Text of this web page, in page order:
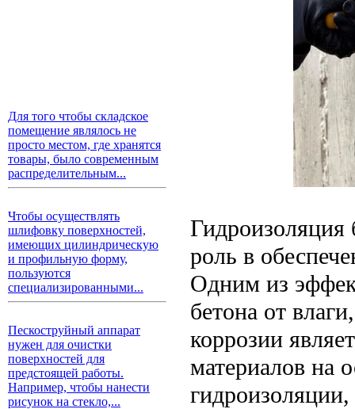
Для того чтобы складское
помещение являлось не
просто местом, где хранятся
товары, было современным
распределительным...
Чтобы осуществлять
шлифовку поверхностей,
имеющих цилиндрическую
и профильную форму,
пользуются
специализированными...
Пескоструйный аппарат
нужен для очистки
поверхностей для
предстоящей работы.
Например, чтобы нанести
рисунок на стекло,...
Гидроизоляция
роль в
Одним из
бетона от
коррозии
материалов на